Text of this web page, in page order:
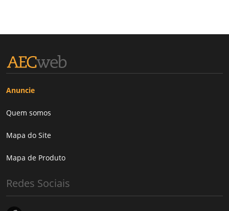
Anuncie
Quem somos
Mapa do Site
Mapa de Produto
Redes Sociais